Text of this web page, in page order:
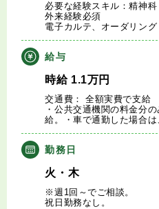
医師の転職マニュアル
データで見る医師の平均年
医師に役立つ取材記事
大学医局紹介
必要な経験スキル：精神
外来経験必須
電子カルテ、オーダリング
給与
時給1.1万円
交通費： 全額実費で支給
・公共交通機関の料金分
給。・車で通勤した場合
勤務日
火・木
※週1回～でご相談。
祝日勤務なし。